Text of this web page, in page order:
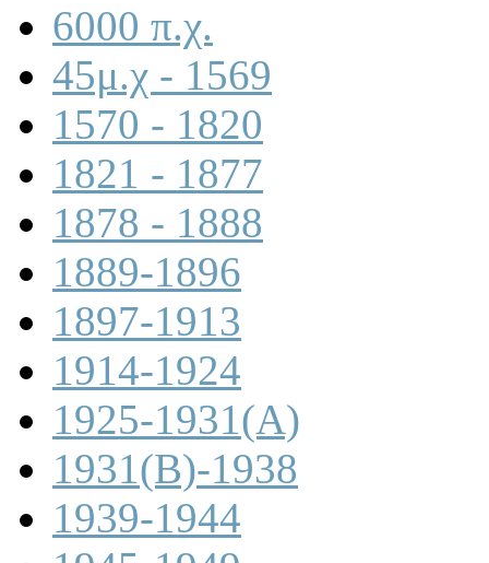
6000 π.χ.
45μ.χ - 1569
1570 - 1820
1821 - 1877
1878 - 1888
1889-1896
1897-1913
1914-1924
1925-1931(A)
1931(B)-1938
1939-1944